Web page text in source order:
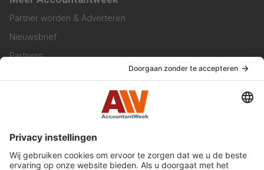
Partner worden & Adverteren
Nieuwsbrief
Partners
Werken bij ons